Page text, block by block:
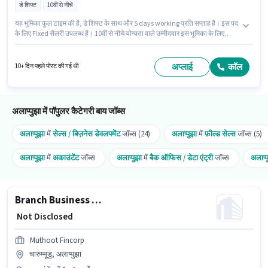
डे शिफ्ट 10वीं से नीचे
यह भूमिका फुल टाइम की है, डे शिफ्ट के साथ और 5 days working प्रति सप्ताह है। इस पद
के लिए Fixed सैलरी उपलब्ध है। 10वीं से नीचे योग्यता वाले उम्मीदवार इस भूमिका के लिए
Branch Business Manager - Secured & Unsecured Lending पद के लिए सक्रिय
10+ दिन पहले पोस्ट की गई थी अप्लाई कॉल
अलाप्पुझा में पॉपुलर कैटेगरी बाय जॉब्स
अलाप्पुझामेंसेल्स / बिज़नेस डेवलपमेंटजॉब्स (24) अलाप्पुझामेंफ़ील्ड सेल्सजॉब्स (5)
अलाप्पुझामेंअकाउंटेंटजॉब्स अलाप्पुझामेंबैक ऑफिस / डेटा एंट्रीजॉब्स
Branch Business Manager - Secured & Unsecured Lending
₹ Not Disclosed
Muthoot Fincorp
चारुम्मूडु, अलाप्पुझा